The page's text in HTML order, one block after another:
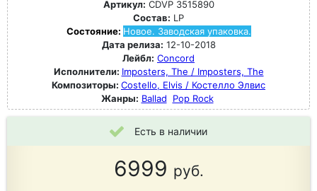
Артикул: CDVP 3515890
Состав: LP
Состояние: Новое. Заводская упаковка.
Дата релиза: 12-10-2018
Лейбл: Concord
Исполнители: Imposters, The / Imposters, The
Композиторы: Costello, Elvis / Костелло Элвис
Жанры: Ballad Pop Rock
Есть в наличии
6999 руб.